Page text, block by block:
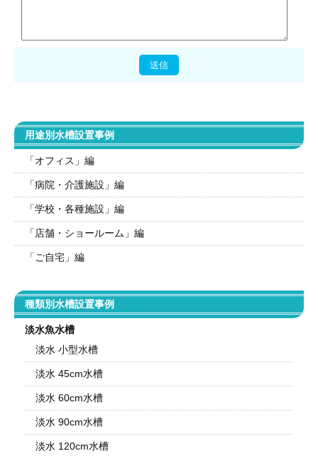
用途別水槽設置事例
「オフィス」編
「病院・介護施設」編
「学校・各種施設」編
「店舗・ショールーム」編
「ご自宅」編
種類別水槽設置事例
淡水魚水槽
淡水 小型水槽
淡水 45cm水槽
淡水 60cm水槽
淡水 90cm水槽
淡水 120cm水槽